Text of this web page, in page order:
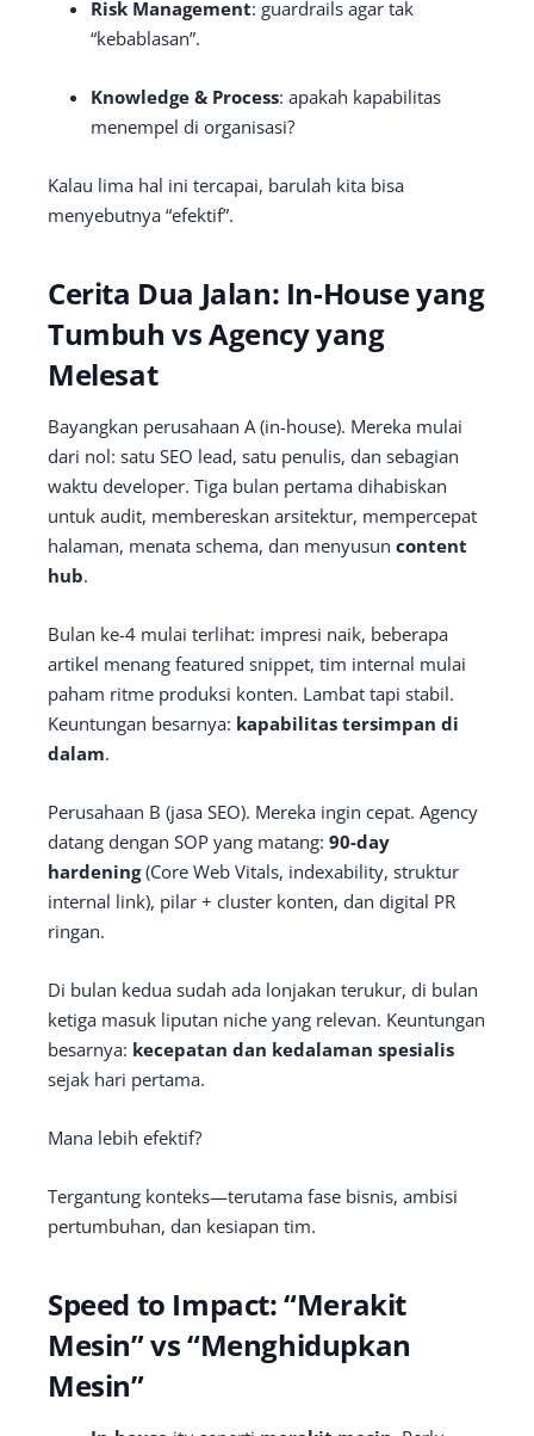
Risk Management: guardrails agar tak
“kebablasan”.
Knowledge & Process: apakah kapabilitas
menempel di organisasi?
Kalau lima hal ini tercapai, barulah kita bisa
menyebutnya “efektif”.
Cerita Dua Jalan: In-House yang
Tumbuh vs Agency yang
Melesat
Bayangkan perusahaan A (in-house). Mereka mulai
dari nol: satu SEO lead, satu penulis, dan sebagian
waktu developer. Tiga bulan pertama dihabiskan
untuk audit, membereskan arsitektur, mempercepat
halaman, menata schema, dan menyusun content
hub.
Bulan ke-4 mulai terlihat: impresi naik, beberapa
artikel menang featured snippet, tim internal mulai
paham ritme produksi konten. Lambat tapi stabil.
Keuntungan besarnya: kapabilitas tersimpan di
dalam.
Perusahaan B (jasa SEO). Mereka ingin cepat. Agency
datang dengan SOP yang matang: 90-day
hardening(Core Web Vitals, indexability, struktur
internal link), pilar + cluster konten, dan digital PR
ringan.
Di bulan kedua sudah ada lonjakan terukur, di bulan
ketiga masuk liputan niche yang relevan. Keuntungan
besarnya: kecepatan dan kedalaman spesialis
sejak hari pertama.
Mana lebih efektif?
Tergantung konteks—terutama fase bisnis, ambisi
pertumbuhan, dan kesiapan tim.
Speed to Impact: “Merakit
Mesin” vs “Menghidupkan
Mesin”